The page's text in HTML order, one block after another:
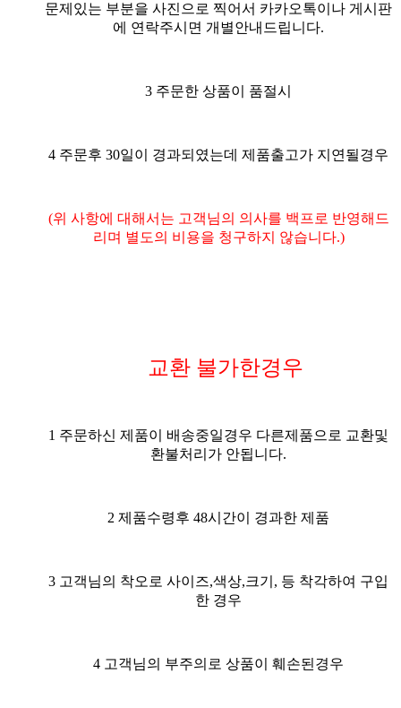
문제있는 부분을 사진으로 찍어서 카카오톡이나 게시판
에 연락주시면 개별안내드립니다.
3 주문한 상품이 품절시
4 주문후 30일이 경과되였는데 제품출고가 지연될경우
(위 사항에 대해서는 고객님의 의사를 백프로 반영해드
리며 별도의 비용을 청구하지 않습니다.)
교환 불가한경우
1 주문하신 제품이 배송중일경우 다른제품으로 교환및
환불처리가 안됩니다.
2 제품수령후 48시간이 경과한 제품
3 고객님의 착오로 사이즈,색상,크기, 등 착각하여 구입
한 경우
4 고객님의 부주의로 상품이 훼손된경우